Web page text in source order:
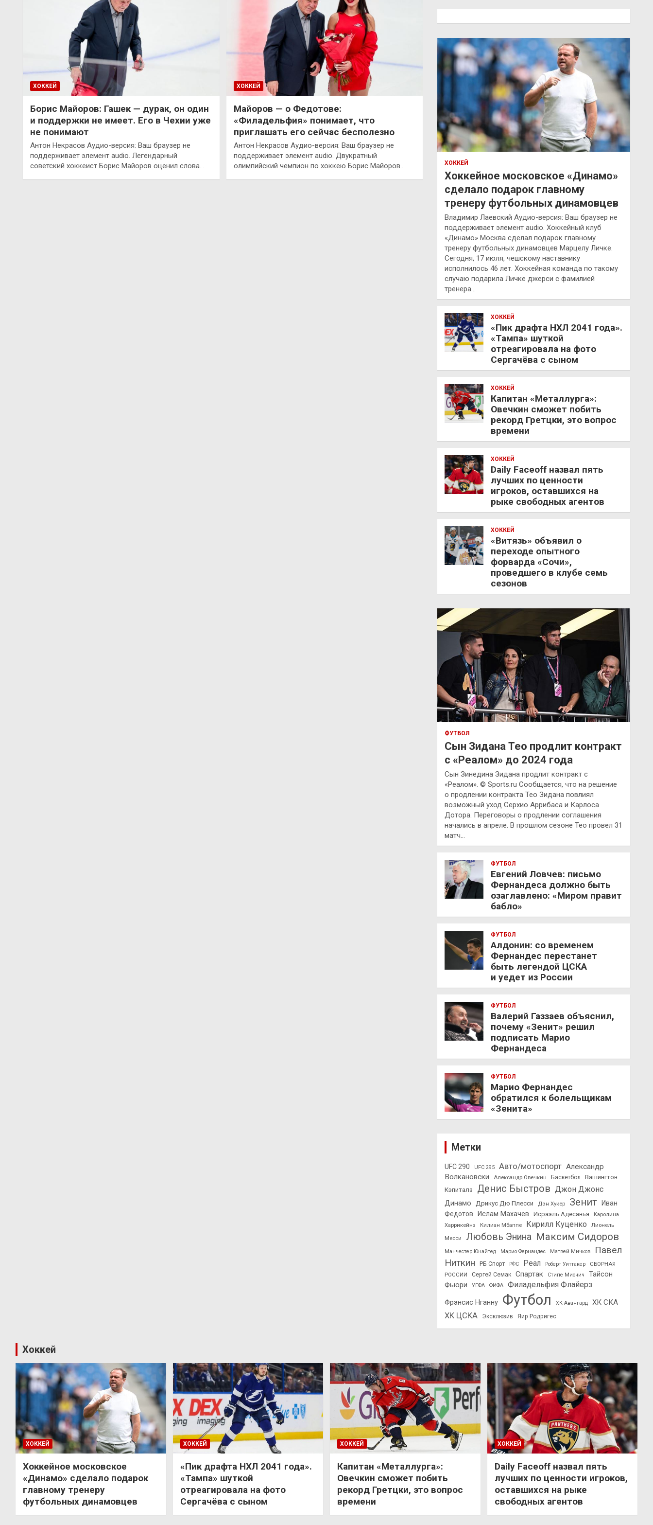
ХОККЕЙ
Борис Майоров: Гашек — дурак, он один
и поддержки не имеет. Его в Чехии уже
не понимают
Антон Некрасов Аудио-версия: Ваш браузер не
поддерживает элемент audio. Легендарный
советский хоккеист Борис Майоров оценил слова…
ХОККЕЙ
Майоров — о Федотове:
«Филадельфия» понимает, что
приглашать его сейчас бесполезно
Антон Некрасов Аудио-версия: Ваш браузер не
поддерживает элемент audio. Двукратный
олимпийский чемпион по хоккею Борис Майоров…
ХОККЕЙ
Хоккейное московское «Динамо»
сделало подарок главному
тренеру футбольных динамовцев
Владимир Лаевский Аудио-версия: Ваш браузер не
поддерживает элемент audio. Хоккейный клуб
«Динамо» Москва сделал подарок главному
тренеру футбольных динамовцев Марцелу Личке.
Сегодня, 17 июля, чешскому наставнику
исполнилось 46 лет. Хоккейная команда по такому
случаю подарила Личке джерси с фамилией
тренера…
ХОККЕЙ
«Пик драфта НХЛ 2041 года».
«Тампа» шуткой
отреагировала на фото
Сергачёва с сыном
ХОККЕЙ
Капитан «Металлурга»:
Овечкин сможет побить
рекорд Гретцки, это вопрос
времени
ХОККЕЙ
Daily Faceoff назвал пять
лучших по ценности
игроков, оставшихся на
рыке свободных агентов
ХОККЕЙ
«Витязь» объявил о
переходе опытного
форварда «Сочи»,
проведшего в клубе семь
сезонов
ФУТБОЛ
Сын Зидана Тео продлит контракт
с «Реалом» до 2024 года
Сын Зинедина Зидана продлит контракт с
«Реалом». © Sports.ru Сообщается, что на решение
о продлении контракта Тео Зидана повлиял
возможный уход Серхио Аррибаса и Карлоса
Дотора. Переговоры о продлении соглашения
начались в апреле. В прошлом сезоне Тео провел 31
матч…
ФУТБОЛ
Евгений Ловчев: письмо
Фернандеса должно быть
озаглавлено: «Миром правит
бабло»
ФУТБОЛ
Алдонин: со временем
Фернандес перестанет
быть легендой ЦСКА
и уедет из России
ФУТБОЛ
Валерий Газзаев объяснил,
почему «Зенит» решил
подписать Марио
Фернандеса
ФУТБОЛ
Марио Фернандес
обратился к болельщикам
«Зенита»
Метки
UFC 290 UFC 295 Авто/мотоспорт Александр
Волкановски
Александр Овечкин Баскетбол
Вашингтон
Кэпиталз
Денис Быстров Джон Джонс
Динамо Дрикус Дю Плесси Дэн Хукер Зенит
Иван
Федотов
Ислам Махачев Исраэль Адесанья
Каролина
Харрикейнз
Килиан Мбаппе Кирилл Куценко
Лионель
Месси
Любовь Энина Максим Сидоров
Манчестер Юнайтед Марио Фернандес Матвей Мичков
Павел
Ниткин
РБ Спорт РФС Реал Роберт Уиттакер
СБОРНАЯ
РОССИИ
Сергей Семак Спартак Стипе Миочич
Тайсон
Фьюри
УЕФА ФИФА Филадельфия Флайерз
Фрэнсис Нганну Футбол ХК Авангард ХК СКА
ХК ЦСКА Эксклюзив Яир Родригес
Хоккей
ХОККЕЙ
Хоккейное московское
«Динамо» сделало подарок
главному тренеру
футбольных динамовцев
ХОККЕЙ
«Пик драфта НХЛ 2041 года».
«Тампа» шуткой
отреагировала на фото
Сергачёва с сыном
ХОККЕЙ
Капитан «Металлурга»:
Овечкин сможет побить
рекорд Гретцки, это вопрос
времени
ХОККЕЙ
Daily Faceoff назвал пять
лучших по ценности игроков,
оставшихся на рыке
свободных агентов